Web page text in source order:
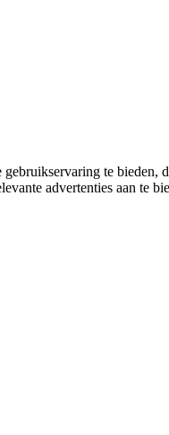
te bieden,
advertenties aan te